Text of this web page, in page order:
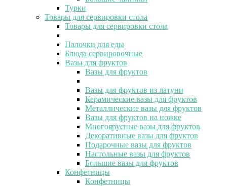
Турки
Товары для сервировки стола
Товары для сервировки стола
Палочки для еды
Блюда сервировочные
Вазы для фруктов
Вазы для фруктов
Вазы для фруктов из латуни
Керамические вазы для фруктов
Металлические вазы для фруктов
Вазы для фруктов на ножке
Многоярусные вазы для фруктов
Декоративные вазы для фруктов
Подарочные вазы для фруктов
Настольные вазы для фруктов
Большие вазы для фруктов
Конфетницы
Конфетницы